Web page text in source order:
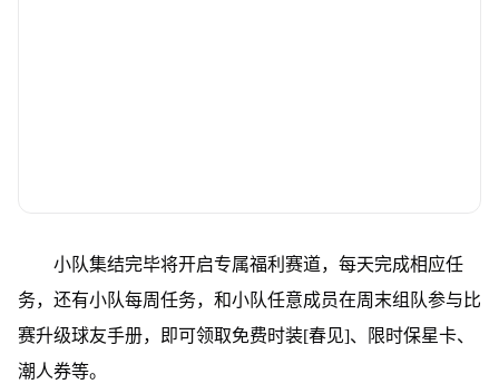
小队集结完毕将开启专属福利赛道，每天完成相应任
务，还有小队每周任务，和小队任意成员在周末组队参与比
赛升级球友手册，即可领取免费时装[春见]、限时保星卡、
潮人券等。